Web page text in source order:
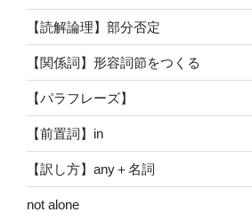
【読解論理】部分否定
【関係詞】形容詞節をつくる
【パラフレーズ】
【前置詞】in
【訳し方】any＋名詞
not alone